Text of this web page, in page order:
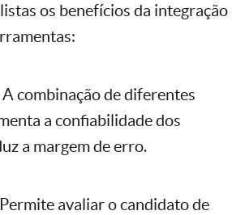
os benefícios da integração
A combinação de diferentes
a confiabilidade dos
a margem de erro.
avaliar o candidato de